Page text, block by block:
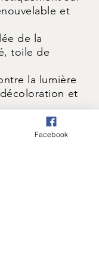
et
de la
toile de
la lumière
et
prêt à
Facebook